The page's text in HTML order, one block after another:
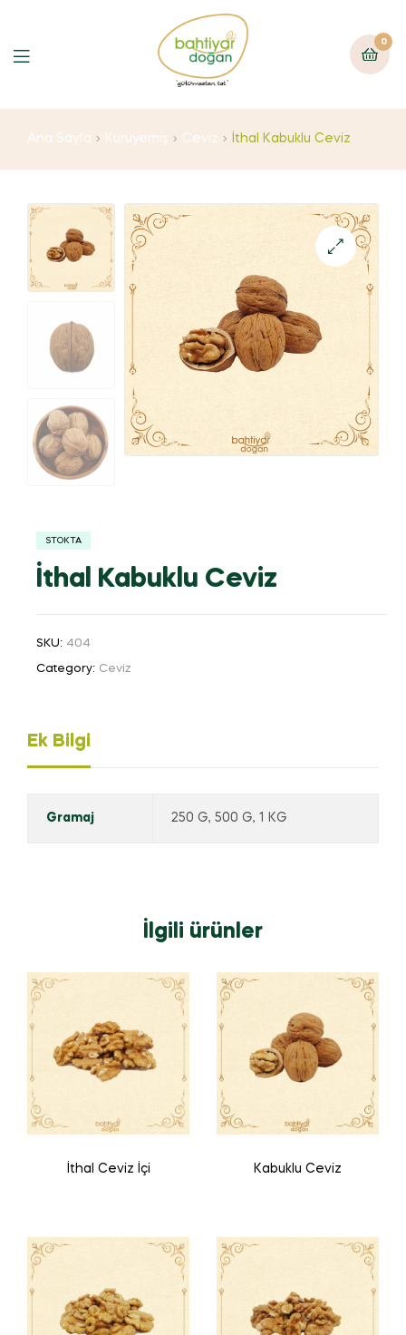
0
Ana Sayfa Kuruyemiş Ceviz İthal Kabuklu Ceviz
STOKTA
İthal Kabuklu Ceviz
SKU: 404
Category: Ceviz
Ek Bilgi
Gramaj 250 G, 500 G, 1 KG
İlgili ürünler
İthal Ceviz İçi Kabuklu Ceviz